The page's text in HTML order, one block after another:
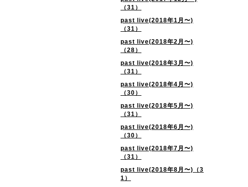
（31）
past live(2018年1月〜)
（31）
past live(2018年2月〜)
（28）
past live(2018年3月〜)
（31）
past live(2018年4月〜)
（30）
past live(2018年5月〜)
（31）
past live(2018年6月〜)
（30）
past live(2018年7月〜)
（31）
past live(2018年8月〜)（3
1）